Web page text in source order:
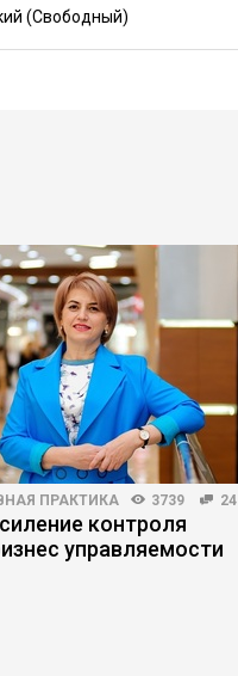
(Свободный)
ПРАКТИКА 3739 24
контроля
управляемости